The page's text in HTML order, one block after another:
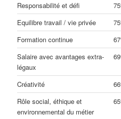
Responsabilité et défi
Equilibre travail / vie privée
Formation continue
Salaire avec avantages extra-
légaux
Créativité
Rôle social, éthique et
environnemental du métier